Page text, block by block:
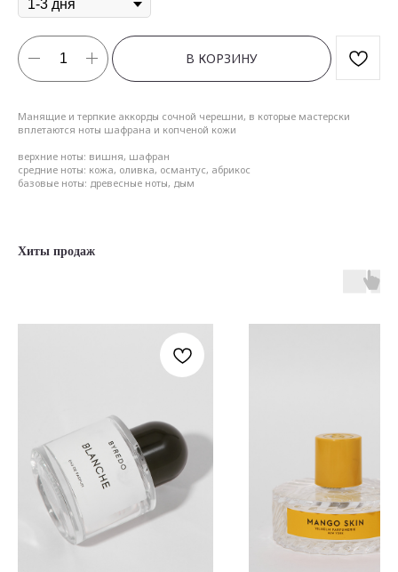
В КОРЗИНУ
Манящие и терпкие аккорды сочной черешни, в которые мастерски
вплетаются ноты шафрана и копченой кожи
верхние ноты: вишня, шафран
средние ноты: кожа, оливка, османтус, абрикос
базовые ноты: древесные ноты, дым
Хиты продаж